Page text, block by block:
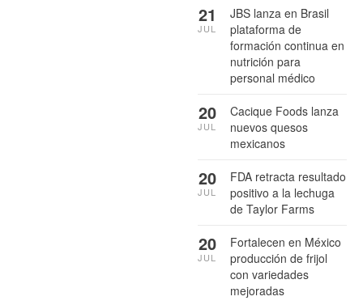
JBS lanza en Brasil
plataforma de
formación continua en
nutrición para
personal médico
21
JUL
Cacique Foods lanza
nuevos quesos
mexicanos
20
JUL
FDA retracta resultado
positivo a la lechuga
de Taylor Farms
20
JUL
Fortalecen en México
producción de frijol
con variedades
mejoradas
20
JUL